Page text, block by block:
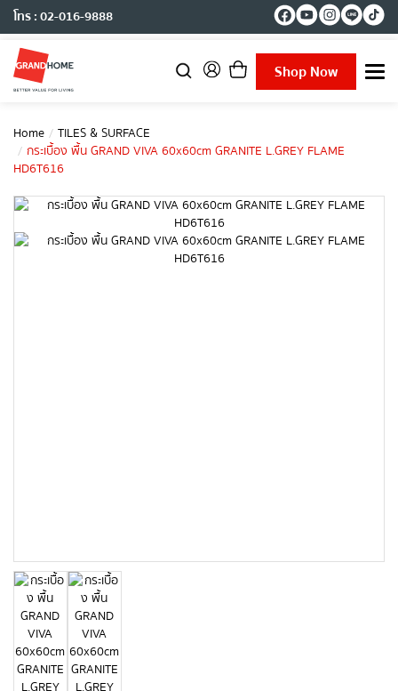
โทร : 02-016-9888
Shop Now
T
a
Home
TILES & SURFACE
กระเบื้อง พื้น GRAND VIVA 60x60cm GRANITE L.GREY FLAME
HD6T616